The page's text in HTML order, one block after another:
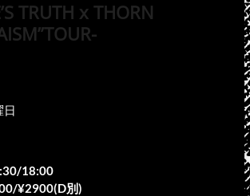
TRUTH x THORN
18:00
¥2900(D別)